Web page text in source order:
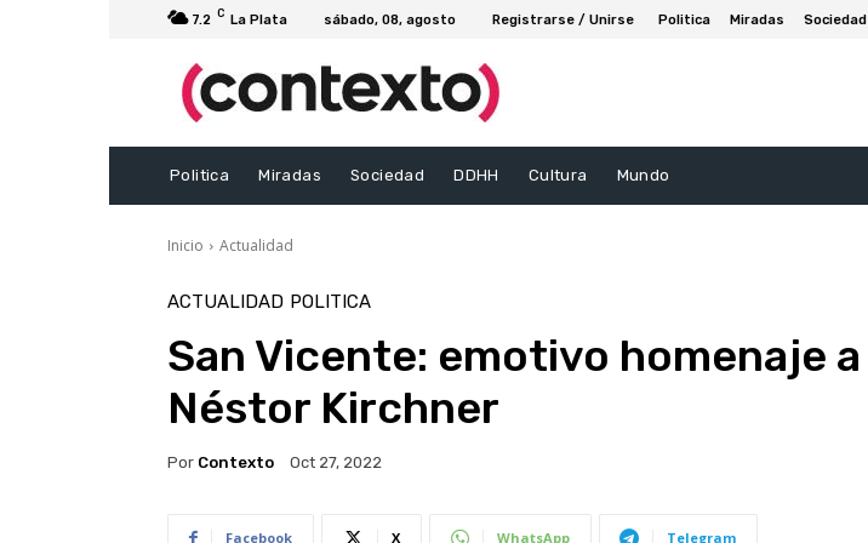
7.2 C La Plata sábado, 08, agosto Registrarse / Unirse Politica Miradas Sociedad
Politica Miradas Sociedad DDHH Cultura Mundo
Inicio Actualidad
ACTUALIDAD POLITICA
San Vicente: emotivo homenaje a
Néstor Kirchner
Por Contexto Oct 27, 2022
Facebook X WhatsApp Telegram